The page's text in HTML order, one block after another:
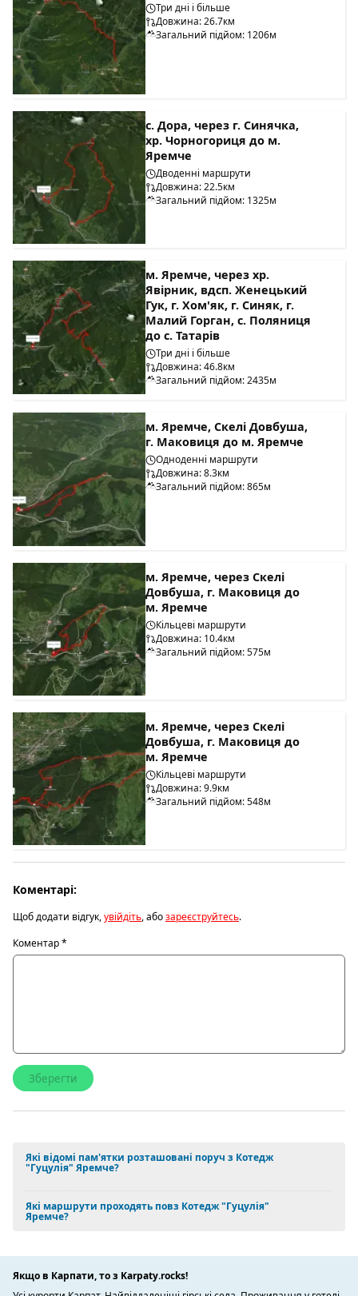
Три дні і більше
Довжина: 26.7км
Загальний підйом: 1206м
с. Дора, через г. Синячка,
хр. Чорногориця до м.
Яремче
Дводенні маршрути
Довжина: 22.5км
Загальний підйом: 1325м
м. Яремче, через хр.
Явірник, вдсп. Женецький
Гук, г. Хом'як, г. Синяк, г.
Малий Горган, с. Поляниця
до с. Татарів
Три дні і більше
Довжина: 46.8км
Загальний підйом: 2435м
м. Яремче, Скелі Довбуша,
г. Маковиця до м. Яремче
Одноденні маршрути
Довжина: 8.3км
Загальний підйом: 865м
м. Яремче, через Скелі
Довбуша, г. Маковиця до
м. Яремче
Кільцеві маршрути
Довжина: 10.4км
Загальний підйом: 575м
м. Яремче, через Скелі
Довбуша, г. Маковиця до
м. Яремче
Кільцеві маршрути
Довжина: 9.9км
Загальний підйом: 548м
Коментарі:
Щоб додати відгук,увійдіть, абозареєструйтесь.
Коментар*
Які відомі пам'ятки розташовані поруч з Котедж
"Гуцулія" Яремче?
Які маршрути проходять повз Котедж "Гуцулія"
Яремче?
Якщо в Карпати, то з Karpaty.rocks!